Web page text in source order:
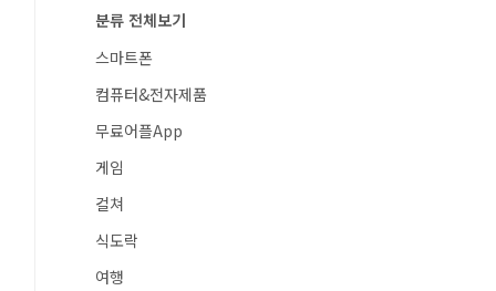
분류 전체보기
스마트폰
컴퓨터&전자제품
무료어플App
게임
컬쳐
식도락
여행